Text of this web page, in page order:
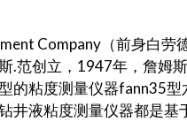
Company（前身白
.范创立，1947年，詹姆
的粘度测量仪器fann35
井液粘度测量仪器都是